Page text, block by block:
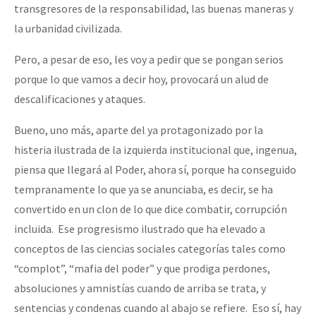
transgresores de la responsabilidad, las buenas maneras y
la urbanidad civilizada.
Pero, a pesar de eso, les voy a pedir que se pongan serios
porque lo que vamos a decir hoy, provocará un alud de
descalificaciones y ataques.
Bueno, uno más, aparte del ya protagonizado por la
histeria ilustrada de la izquierda institucional que, ingenua,
piensa que llegará al Poder, ahora sí, porque ha conseguido
tempranamente lo que ya se anunciaba, es decir, se ha
convertido en un clon de lo que dice combatir, corrupción
incluida. Ese progresismo ilustrado que ha elevado a
conceptos de las ciencias sociales categorías tales como
“complot”, “mafia del poder” y que prodiga perdones,
absoluciones y amnistías cuando de arriba se trata, y
sentencias y condenas cuando al abajo se refiere. Eso sí, hay